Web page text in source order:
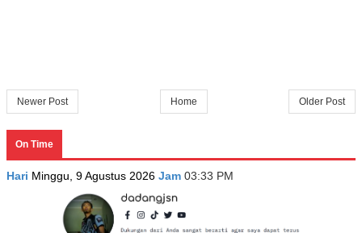
Newer Post Older Post
Home
On Time
Hari Minggu, 9 Agustus 2026 Jam 03:33 PM